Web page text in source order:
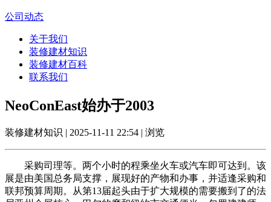
公司动态
关于我们
装修建材知识
装修建材百科
联系我们
NeoConEast始办于2003
装修建材知识 | 2025-11-11 22:54 | 浏览
采购司理等。两个小时的程乘坐火车或汽车即可达到。该
展是由美国总务局支撑，展现好的产物和办事，并适逢采购和
联邦预算周期。从第13届起头由于扩大规模的需要搬到了的法